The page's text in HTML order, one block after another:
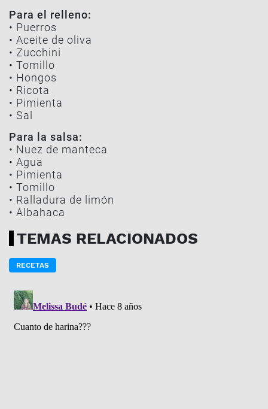
Para el relleno:
• Puerros
• Aceite de oliva
• Zucchini
• Tomillo
• Hongos
• Ricota
• Pimienta
• Sal
Para la salsa:
• Nuez de manteca
• Agua
• Pimienta
• Tomillo
• Ralladura de limón
• Albahaca
TEMAS RELACIONADOS
RECETAS